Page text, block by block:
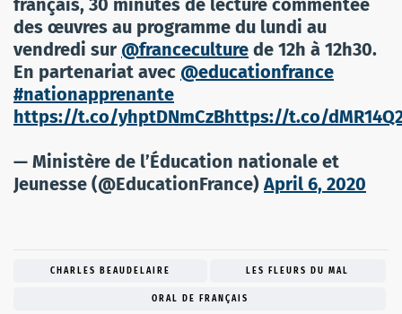
français, 30 minutes de lecture commentée
des œuvres au programme du lundi au
vendredi sur @franceculture de 12h à 12h30.
En partenariat avec @educationfrance
#nationapprenante
https://t.co/yhptDNmCzBhttps://t.co/
— Ministère de l’Éducation nationale et
Jeunesse (@EducationFrance)April 6, 2020
CHARLES BEAUDELAIRE LES FLEURS DU MAL
ORAL DE FRANÇAIS